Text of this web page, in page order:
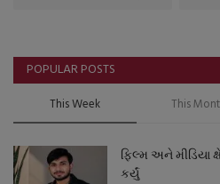
POPULAR POSTS
This Week This
ફિલ્મ અને મીડિયા
કર્યું